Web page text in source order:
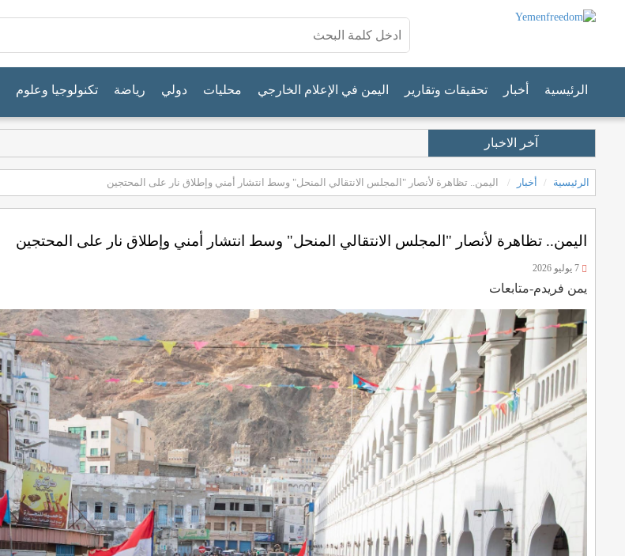
الرئيسية أخبار تحقيقات وتقارير اليمن في الإعلام الخارجي محليات دولي رياضة تكنولوجيا وعلوم
آخر الاخبار
الرئيسية أخبار اليمن.. تظاهرة لأنصار "المجلس الانتقالي المنحل" وسط انتشار أمني وإطلاق نار على المحتجين
اليمن.. تظاهرة لأنصار "المجلس الانتقالي المنحل" وسط انتشار أمني وإطلاق نار على المحتجين
يمن فريدم-متابعات